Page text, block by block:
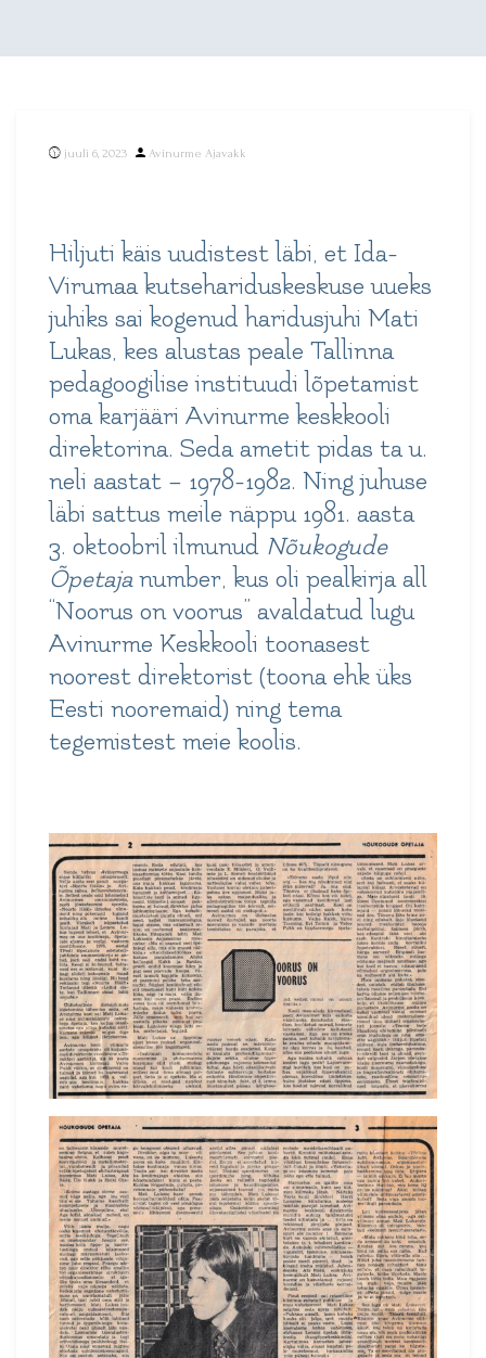
juuli 6, 2023
Posted
Avinurme Ajavakk
Hiljuti käis uudistest läbi, et Ida-
Virumaa kutsehariduskeskuse uueks
juhiks sai kogenud haridusjuhi Mati
Lukas, kes alustas peale Tallinna
pedagoogilise instituudi lõpetamist
oma karjääri Avinurme keskkooli
direktorina. Seda ametit pidas ta u.
neli aastat – 1978-1982. Ning juhuse
läbi sattus meile näppu 1981. aasta
3. oktoobril ilmunud Nõukogude
Õpetajanumber, kus oli pealkirja all
“Noorus on voorus” avaldatud lugu
Avinurme Keskkooli toonasest
noorest direktorist (toona ehk üks
Eesti nooremaid) ning tema
tegemistest meie koolis.